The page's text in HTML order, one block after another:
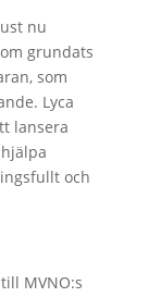
nu
grundats
som
Lyca
lansera
och
MVNO:s